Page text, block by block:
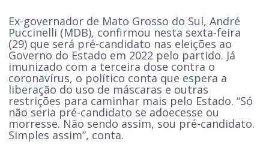
Ex-governador de Mato Grosso do Sul, André
Puccinelli (MDB), confirmou nesta sexta-feira
(29) que será pré-candidato nas eleições ao
Governo do Estado em 2022 pelo partido. Já
imunizado com a terceira dose contra o
coronavírus, o político conta que espera a
liberação do uso de máscaras e outras
restrições para caminhar mais pelo Estado. “Só
não seria pré-candidato se adoecesse ou
morresse. Não sendo assim, sou pré-candidato.
Simples assim”, conta.